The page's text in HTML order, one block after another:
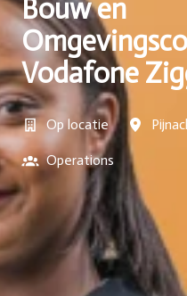
Bouw en
Vodafone
Op locatie
Operations